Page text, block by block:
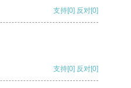
支持[0] 反对[0]
支持[0] 反对[0]